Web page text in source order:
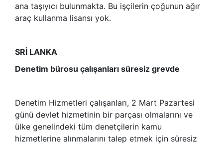
ana taşıyıcı bulunmakta. Bu işçilerin çoğunun ağır
araç kullanma lisansı yok.
SRİ LANKA
Denetim bürosu çalışanları süresiz grevde
Denetim Hizmetleri çalışanları, 2 Mart Pazartesi
günü devlet hizmetinin bir parçası olmalarını ve
ülke genelindeki tüm denetçilerin kamu
hizmetlerine alınmalarını talep etmek için süresiz